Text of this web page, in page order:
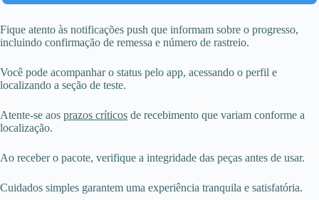
Fique atento às notificações push que informam sobre o progresso,
incluindo confirmação de remessa e número de rastreio.
Você pode acompanhar o status pelo app, acessando o perfil e
localizando a seção de teste.
Atente-se aos prazos críticos de recebimento que variam conforme a
localização.
Ao receber o pacote, verifique a integridade das peças antes de usar.
Cuidados simples garantem uma experiência tranquila e satisfatória.